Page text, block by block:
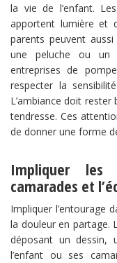
la vie de l’enfant.
apportent lumière et
parents peuvent
une peluche ou un
entreprises de
respecter la
L’ambiance doit
tendresse. Ces
de donner une forme
Impliquer
camarades et
Impliquer l’entourage
la douleur en partage.
déposant un dessin,
l’enfant ou ses